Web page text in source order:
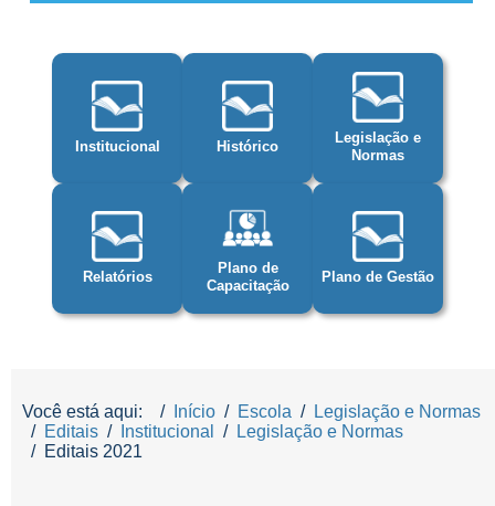
Institucional Histórico
Legislação e
Normas
Relatórios
Plano de
Capacitação
Plano de Gestão
Você está aqui: Início Escola
Legislação e Normas
Editais
Institucional
Legislação e Normas
Editais 2021